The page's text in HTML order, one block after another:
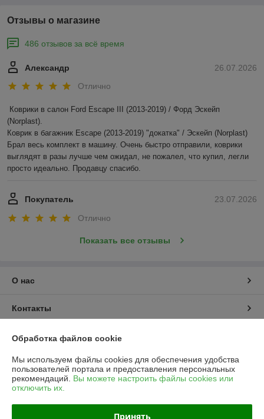
Отзывы о магазине
486 отзывов за всё время
26.07.2026
Александр
Отлично
Коврики в салон Ford Escape III (2013-2019) / Форд Эскейп
(Norplast).
Коврик в багажник Escape (2013-2019) "докатка" / Эскейп (Norplast)
Брал весь комплект в машину. Очень быстро отправили, коврики
выглядят в разы лучше чем ожидал, не пожалел, что купил, легли
просто идеально. Продавцу спасибо.
23.07.2026
Покупатель
Отлично
Показать все отзывы
О нас
Контакты
Доставка и оплата
График работы
Полная версия сайта
Обработка файлов cookie
Мы используем файлы cookies для обеспечения удобства
пользователей портала и предоставления персональных
рекомендаций. Вы можете настроить файлы cookies или
отключить их.
Принять